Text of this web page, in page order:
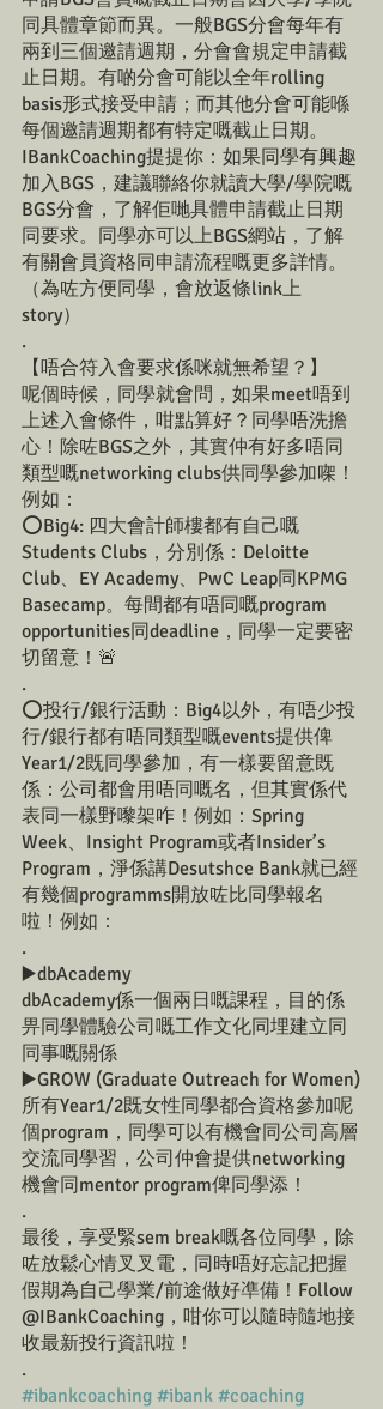
同具體章節而異。一般BGS分會每年有
兩到三個邀請週期，分會會規定申請截
止日期。有啲分會可能以全年rolling
basis形式接受申請；而其他分會可能喺
每個邀請週期都有特定嘅截止日期。
IBankCoaching提提你：如果同學有興趣
加入BGS，建議聯絡你就讀大學/學院嘅
BGS分會，了解佢哋具體申請截止日期
同要求。同學亦可以上BGS網站，了解
有關會員資格同申請流程嘅更多詳情。
（為咗方便同學，會放返條link上
story）
.
【唔合符入會要求係咪就無希望？】
呢個時候，同學就會問，如果meet唔到
上述入會條件，咁點算好？同學唔洗擔
心！除咗BGS之外，其實仲有好多唔同
類型嘅networking clubs供同學參加㗎！
例如：
⭕️Big4: 四大會計師樓都有自己嘅
Students Clubs，分別係：Deloitte
Club、EY Academy、PwC Leap同KPMG
Basecamp。每間都有唔同嘅program
opportunities同deadline，同學一定要密
切留意！🚨
.
⭕️投行/銀行活動：Big4以外，有唔少投
行/銀行都有唔同類型嘅events提供俾
Year1/2既同學參加，有一樣要留意既
係：公司都會用唔同嘅名，但其實係代
表同一樣野嚟架咋！例如：Spring
Week、Insight Program或者Insider’s
Program，淨係講Desutshce Bank就已經
有幾個programms開放咗比同學報名
啦！例如：
.
▶️dbAcademy
dbAcademy係一個兩日嘅課程，目的係
畀同學體驗公司嘅工作文化同埋建立同
同事嘅關係
▶️GROW (Graduate Outreach for Women)
所有Year1/2既女性同學都合資格參加呢
個program，同學可以有機會同公司高層
交流同學習，公司仲會提供networking
機會同mentor program俾同學添！
.
最後，享受緊sem break嘅各位同學，除
咗放鬆心情叉叉電，同時唔好忘記把握
假期為自己學業/前途做好凖備！Follow
@IBankCoaching，咁你可以隨時隨地接
收最新投行資訊啦！
.
#ibankcoaching #ibank #coaching